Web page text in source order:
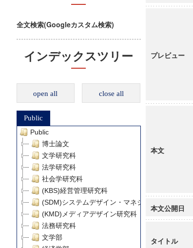
全文検索(Googleカスタム検索)
インデックスツリー
open all close all
Public
Public
博士論文
文学研究科
法学研究科
社会学研究科
(KBS)経営管理研究科
(SDM)システムデザイン・マネジメント研究科
(KMD)メディアデザイン研究科
法務研究科
文学部
プレビュー
本文
本文公開日
タイトル